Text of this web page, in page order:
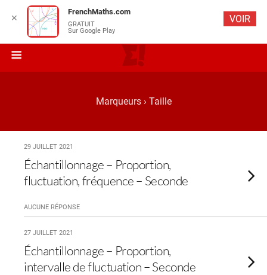
Marqueurs › Taille
29 JUILLET 2021
Échantillonnage – Proportion,
fluctuation, fréquence – Seconde
AUCUNE RÉPONSE
27 JUILLET 2021
Échantillonnage – Proportion,
intervalle de fluctuation – Seconde
✕
FrenchMaths.com
GRATUIT
Sur Google Play
VOIR